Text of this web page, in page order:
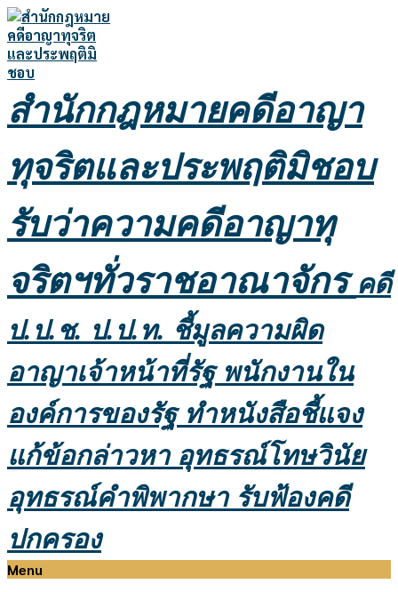
Skip
to
content
สำนักกฎหมายคดีอาญา
ทุจริตและประพฤติมิชอบ
รับว่าความคดีอาญาทุ
จริตฯทั่วราชอาณาจักรคดี
ป.ป.ช. ป.ป.ท. ชี้มูลความผิด
อาญาเจ้าหน้าที่รัฐ พนักงานใน
องค์การของรัฐทำหนังสือชี้แจง
แก้ข้อกล่าวหา อุทธรณ์โทษวินัย
อุทธรณ์คำพิพากษา รับฟ้องคดี
ปกครอง
Primary
Menu